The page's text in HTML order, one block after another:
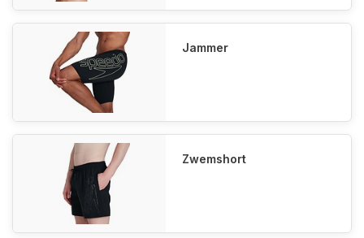
Jammer
Zwemshort